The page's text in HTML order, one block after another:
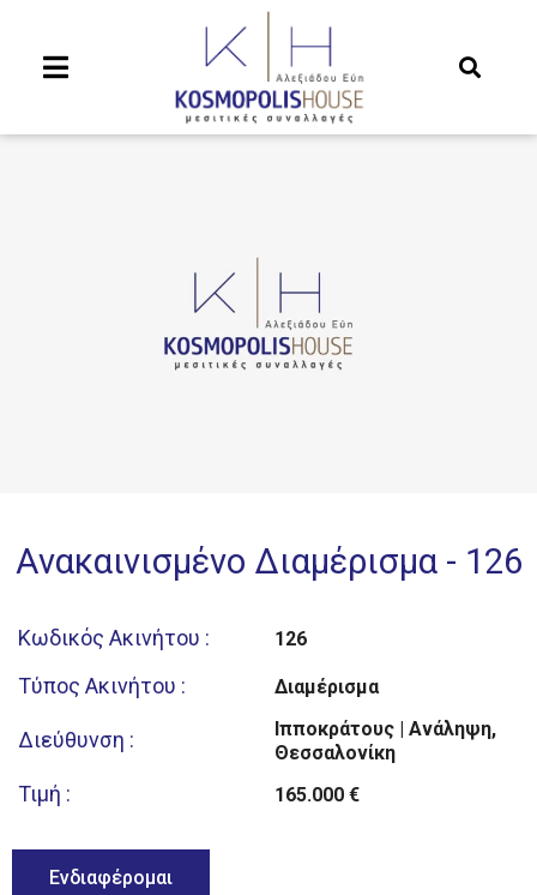
Ανακαινισμένο Διαμέρισμα - 126
Κωδικός Ακινήτου : 126
Τύπος Ακινήτου : Διαμέρισμα
Διεύθυνση :
Ιπποκράτους | Ανάληψη,
Θεσσαλονίκη
Τιμή : 165.000 €
Ενδιαφέρομαι